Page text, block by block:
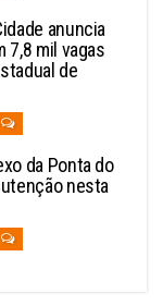
anuncia
7,8 mil vagas
de
da Ponta do
nesta